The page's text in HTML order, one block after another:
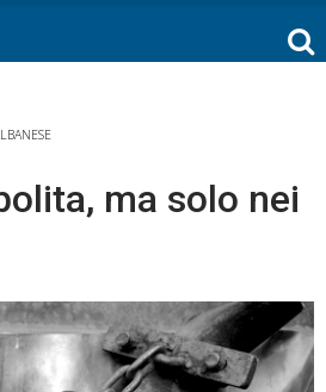
ma solo nei